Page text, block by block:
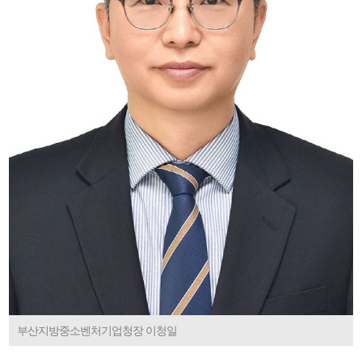
부산지방중소벤처기업청장 이청일